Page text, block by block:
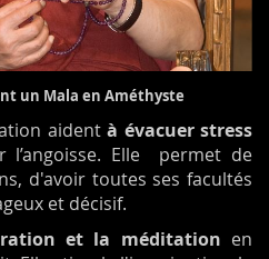
un Mala en Améthyste
aidentà évacuer stress
Elle permet de
d'avoir toutes ses facultés
et décisif.
et la méditation en